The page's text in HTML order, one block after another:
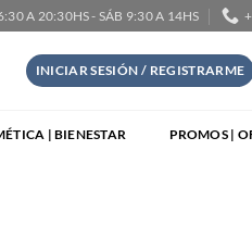
A 20:30HS - SÁB 9:30 A 14HS
INICIAR SESIÓN / REGISTRARME
| BIENESTAR PROMOS |